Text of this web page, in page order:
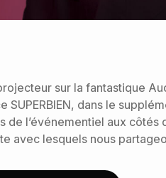
sur la fantastique
SUPERBIEN, dans le
de l’événementiel aux
avec lesquels nous